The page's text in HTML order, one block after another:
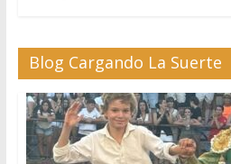
Blog Cargando La Suerte